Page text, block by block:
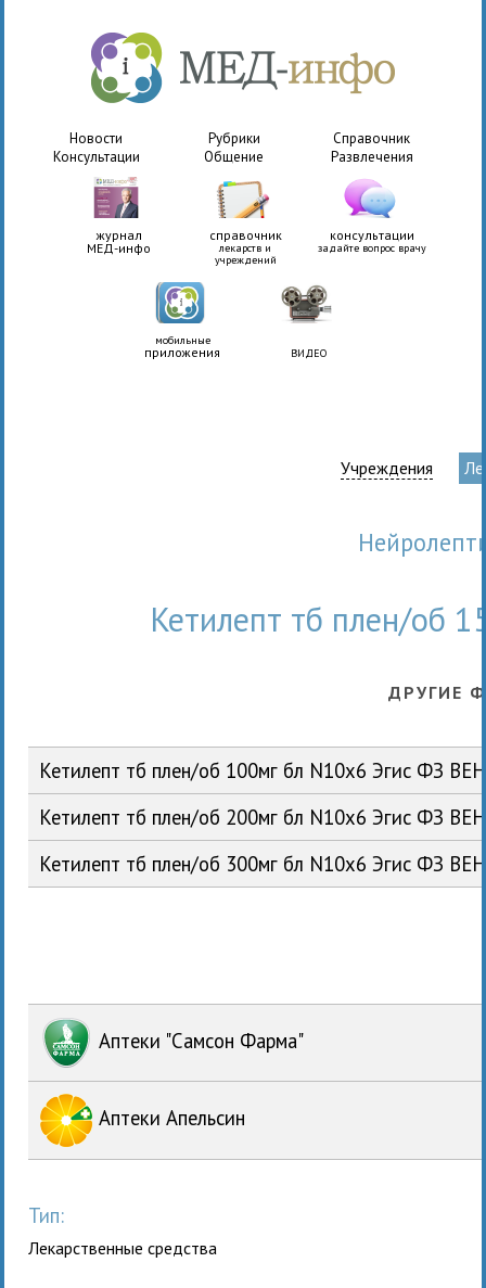
Новости Рубрики
Справочник
Консультации
Общение Развлечения
журнал
МЕД-инфо
справочник
лекарств и
учреждений
консультации
задайте вопрос врачу
мобильные
приложения ВИДЕО
Учреждения
Кетилепт тб плен/об
ДРУГИЕ
Кетилепт тб плен/об 100мг бл N10x6 Эгис ФЗ ВЕН
Кетилепт тб плен/об 200мг бл N10x6 Эгис ФЗ ВЕН
Кетилепт тб плен/об 300мг бл N10x6 Эгис ФЗ ВЕН
Аптеки "Самсон Фарма"
Аптеки Апельсин
Тип:
Лекарственные средства